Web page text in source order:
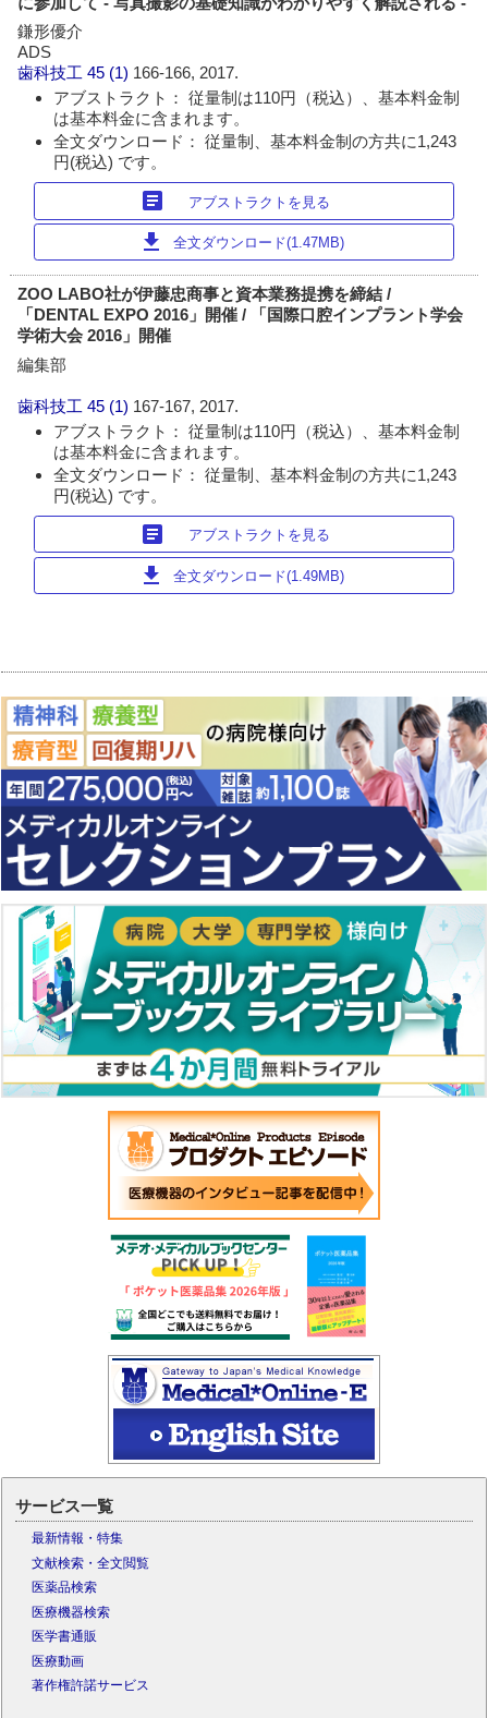
鎌形優介
ADS
歯科技工 45 (1) 166-166, 2017.
アブストラクト： 従量制は110円（税込）、基本料金制
は基本料金に含まれます。
全文ダウンロード： 従量制、基本料金制の方共に1,243
円(税込) です。
article アブストラクトを見る
download 全文ダウンロード(1.47MB)
ZOO LABO社が伊藤忠商事と資本業務提携を締結 /
「DENTAL EXPO 2016」開催 / 「国際口腔インプラント学会
学術大会 2016」開催
編集部
歯科技工 45 (1) 167-167, 2017.
アブストラクト： 従量制は110円（税込）、基本料金制
は基本料金に含まれます。
全文ダウンロード： 従量制、基本料金制の方共に1,243
円(税込) です。
article アブストラクトを見る
download 全文ダウンロード(1.49MB)
サービス一覧
最新情報・特集
文献検索・全文閲覧
医薬品検索
医療機器検索
医学書通販
医療動画
著作権許諾サービス